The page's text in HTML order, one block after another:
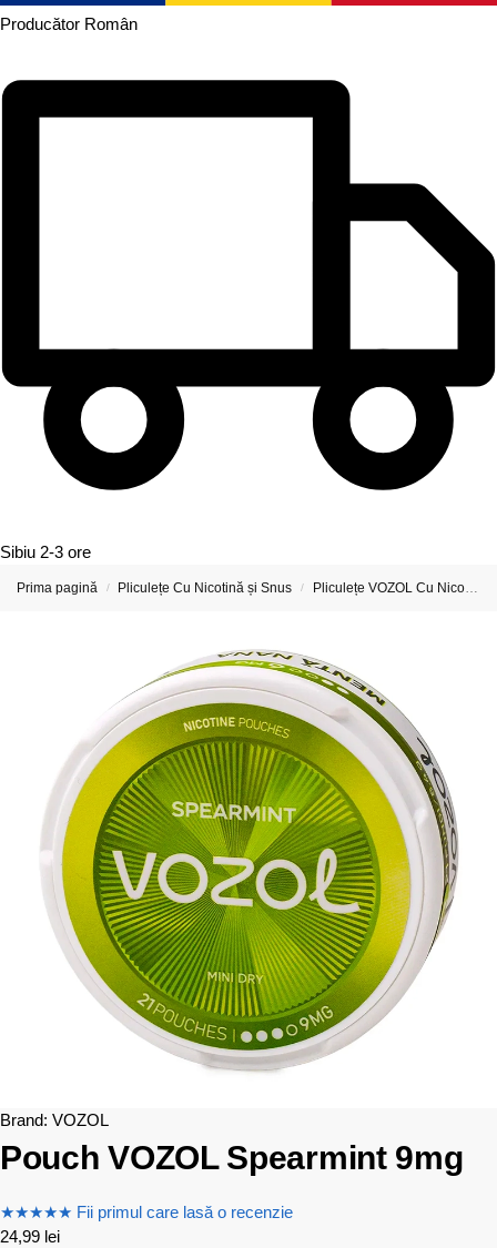
Producător Român
Sibiu 2-3 ore
Prima pagină / Pliculețe Cu Nicotină și Snus / Pliculețe VOZOL Cu Nicotină
Brand: VOZOL
Pouch VOZOL Spearmint 9mg
★★★★★ Fii primul care lasă o recenzie
24,99 lei